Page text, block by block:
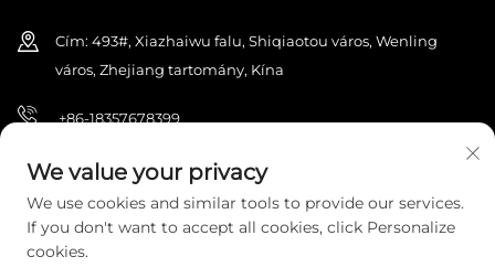
Cím: 493#, Xiazhaiwu falu, Shiqiaotou város, Wenling
város, Zhejiang tartomány, Kína
+86-18357678399
[email protected]
Copyright © 2026 ZHEJIANG PONEY ELECTRIC CO.,LTD. Minden jog
We value your privacy
We use cookies and similar tools to provide our services.
If you don't want to accept all cookies, click Personalize
cookies.